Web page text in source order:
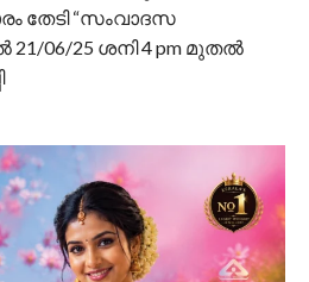
തേടി “സംവാദസ
06/25 ശനി 4 pm മുതൽ